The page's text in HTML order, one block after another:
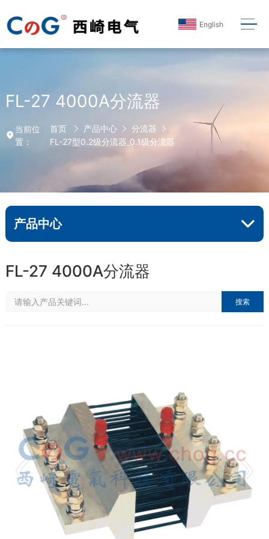
English
FL-27 4000A分流器
当前位
置：
首页 产品中心
分流器
FL-27型0.2级分流器_0.1级分流器
产品中心
FL-27 4000A分流器
搜索